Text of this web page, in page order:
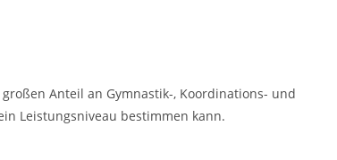
Anteil an Gymnastik-, Koordinations- und
Leistungsniveau bestimmen kann.